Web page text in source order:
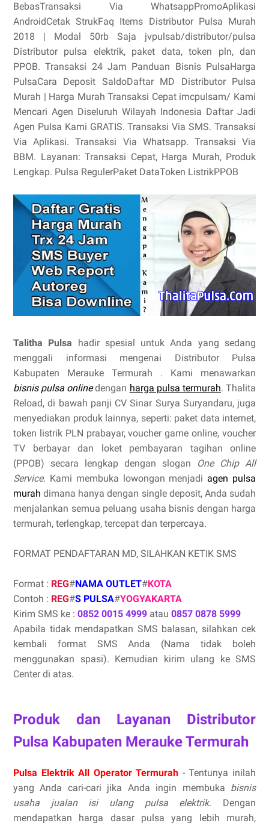
BebasTransaksi Via WhatsappPromoAplikasi
AndroidCetak StrukFaq Items Distributor Pulsa Murah
2018 | Modal 50rb Saja‎ jvpulsab/distributor/pulsa‎
Distributor pulsa elektrik, paket data, token pln, dan
PPOB. Transaksi 24 Jam Panduan Bisnis PulsaHarga
PulsaCara Deposit SaldoDaftar MD Distributor Pulsa
Murah | Harga Murah Transaksi Cepat‎ imcpulsam/‎ Kami
Mencari Agen Diseluruh Wilayah Indonesia Daftar Jadi
Agen Pulsa Kami GRATIS. Transaksi Via SMS. Transaksi
Via Aplikasi. Transaksi Via Whatsapp. Transaksi Via
BBM. Layanan: Transaksi Cepat, Harga Murah, Produk
Lengkap. Pulsa RegulerPaket DataToken ListrikPPOB
Talitha Pulsa hadir spesial untuk Anda yang sedang
menggali informasi mengenai Distributor Pulsa
Kabupaten Merauke Termurah . Kami menawarkan
bisnis pulsa onlinedengan harga pulsa termurah. Thalita
Reload, di bawah panji CV Sinar Surya Suryandaru, juga
menyediakan produk lainnya, seperti: paket data internet,
token listrik PLN prabayar, voucher game online, voucher
TV berbayar dan loket pembayaran tagihan online
(PPOB) secara lengkap dengan slogan
One Chip All
Service. Kami membuka lowongan menjadi agen pulsa
murah dimana hanya dengan single deposit, Anda sudah
menjalankan semua peluang usaha bisnis dengan harga
termurah, terlengkap, tercepat dan terpercaya.
FORMAT PENDAFTARAN MD, SILAHKAN KETIK SMS
Format : REG#NAMA OUTLET#KOTA
Contoh : REG#S PULSA#YOGYAKARTA
Kirim SMS ke : 0852 0015 4999 atau 0857 0878 5999
Apabila tidak mendapatkan SMS balasan, silahkan cek
kembali format SMS Anda (Nama tidak boleh
menggunakan spasi). Kemudian kirim ulang ke SMS
Center di atas.
Produk dan Layanan Distributor
Pulsa Kabupaten Merauke Termurah
Pulsa Elektrik All Operator Termurah - Tentunya inilah
yang Anda cari-cari jika Anda ingin membuka bisnis
usaha jualan isi ulang pulsa elektrik. Dengan
mendapatkan harga dasar pulsa yang lebih murah,